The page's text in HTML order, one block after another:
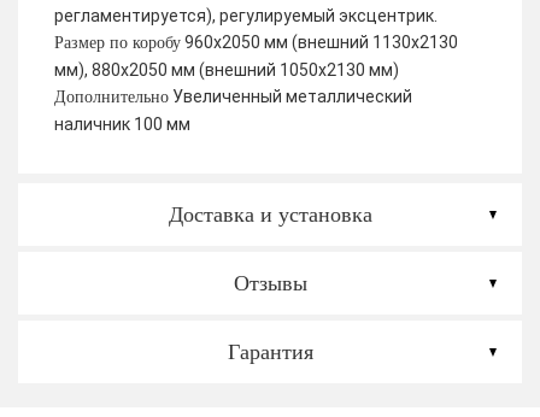
регламентируется), регулируемый эксцентрик.
Размер по коробу 960х2050 мм (внешний 1130х2130
мм), 880х2050 мм (внешний 1050х2130 мм)
Дополнительно Увеличенный металлический
наличник 100 мм
Доставка и установка
Отзывы
Гарантия